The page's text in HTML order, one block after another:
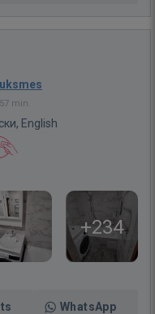
min.
English
+234
WhatsApp